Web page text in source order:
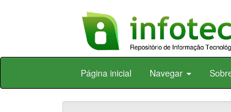
Skip
Página inicial Navegar